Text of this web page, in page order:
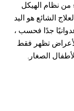
نظام الهيكل
الشائع هو اليد
جدًا فحسب ،
تظهر فقط
الصغار.